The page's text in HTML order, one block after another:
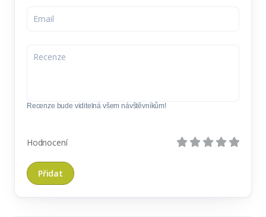
Recenze bude viditelná všem návštěvníkům!
Hodnocení